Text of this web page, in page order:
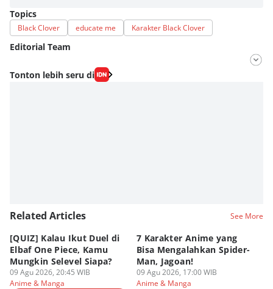
Topics
Black Clover educate me Karakter Black Clover
Editorial Team
Editor
Fahrul Razi Uni Nurullah
Tonton lebih seru di
Related Articles See More
[QUIZ] Kalau Ikut Duel di
Elbaf One Piece, Kamu
Mungkin Selevel Siapa?
09 Agu 2026, 20:45 WIB
Anime & Manga
7 Karakter Anime yang
Bisa Mengalahkan Spider-
Man, Jagoan!
09 Agu 2026, 17:00 WIB
Anime & Manga